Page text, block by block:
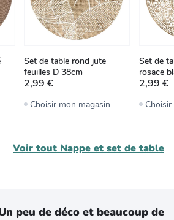
Set de table rond jute
feuilles D 38cm
2,99 €
Choisir mon magasin
Set de
rosace
2,99 €
Voir tout Nappe et set de table
peu de déco et beaucoup de